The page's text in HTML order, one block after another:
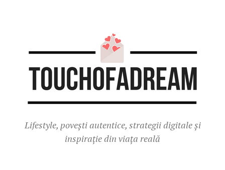
Lifestyle, povești autentice, strategii digitale și
inspirație din viața reală